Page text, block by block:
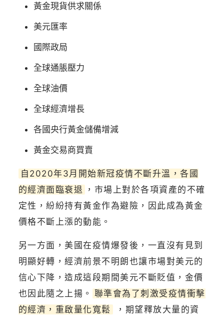
黃金現貨供求關係
美元匯率
國際政局
全球通脹壓力
全球油價
全球經濟增長
各國央行黃金儲備增減
黃金交易商買賣
自2020年3月開始新冠疫情不斷升溫，各國
的經濟面臨衰退 ，市場上對於各項資產的不確
定性，紛紛持有黃金作為避險，因此成為黃金
價格不斷上漲的動能。
另一方面，美國在疫情爆發後，一直沒有見到
明顯好轉，經濟前景不明朗也讓市場對美元的
信心下降，造成這段期間美元不斷貶值，金價
也因此隨之上揚。 聯準會為了刺激受疫情衝擊
的經濟，重啟量化寬鬆
，期望釋放大量的資